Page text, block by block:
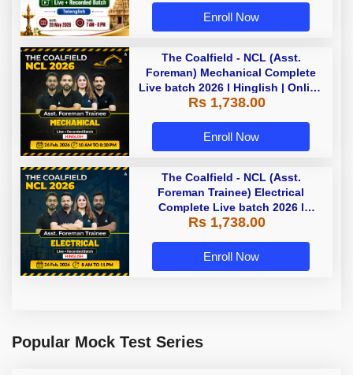
Enroll Now
The Coalfield - NCL (Asst.
Foreman) Mechanical Complete
Live batch 2026 l Hinglish | Online
Live Classes by Adda 247
Rs 1,738.00
Enroll Now
The Coalfield - NCL (Asst.
Foreman Trainee) Electrical
Complete Live batch 2026 l
Hinglish | Online Live Classes by
Rs 1,738.00
Enroll Now
Popular Mock Test Series